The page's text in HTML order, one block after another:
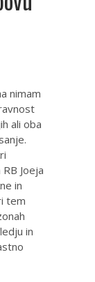
nimam
ali oba
Joeja
in
tem
in